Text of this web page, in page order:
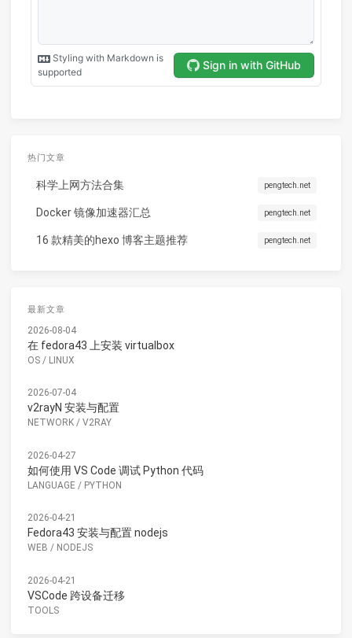
热门文章
科学上网方法合集 pengtech.net
Docker 镜像加速器汇总 pengtech.net
16 款精美的hexo 博客主题推荐 pengtech.net
最新文章
2026-08-04
在 fedora43 上安装 virtualbox
OS / LINUX
2026-07-04
v2rayN 安装与配置
NETWORK / V2RAY
2026-04-27
如何使用 VS Code 调试 Python 代码
LANGUAGE / PYTHON
2026-04-21
Fedora43 安装与配置 nodejs
WEB / NODEJS
2026-04-21
VSCode 跨设备迁移
TOOLS